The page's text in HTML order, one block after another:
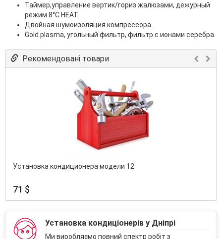
Таймер,управление вертик/гориз жалюзами, дежурный
режим 8°C HEAT.
Двойная шумоизоляция компрессора.
Gold plasma, угольный фильтр, фильтр с ионами серебра.
Рекомендовані товари
Установка кондиционера модели 12
71 $
Установка кондиціонерів у Дніпрі
Ми виробляємо повний спектр робіт з